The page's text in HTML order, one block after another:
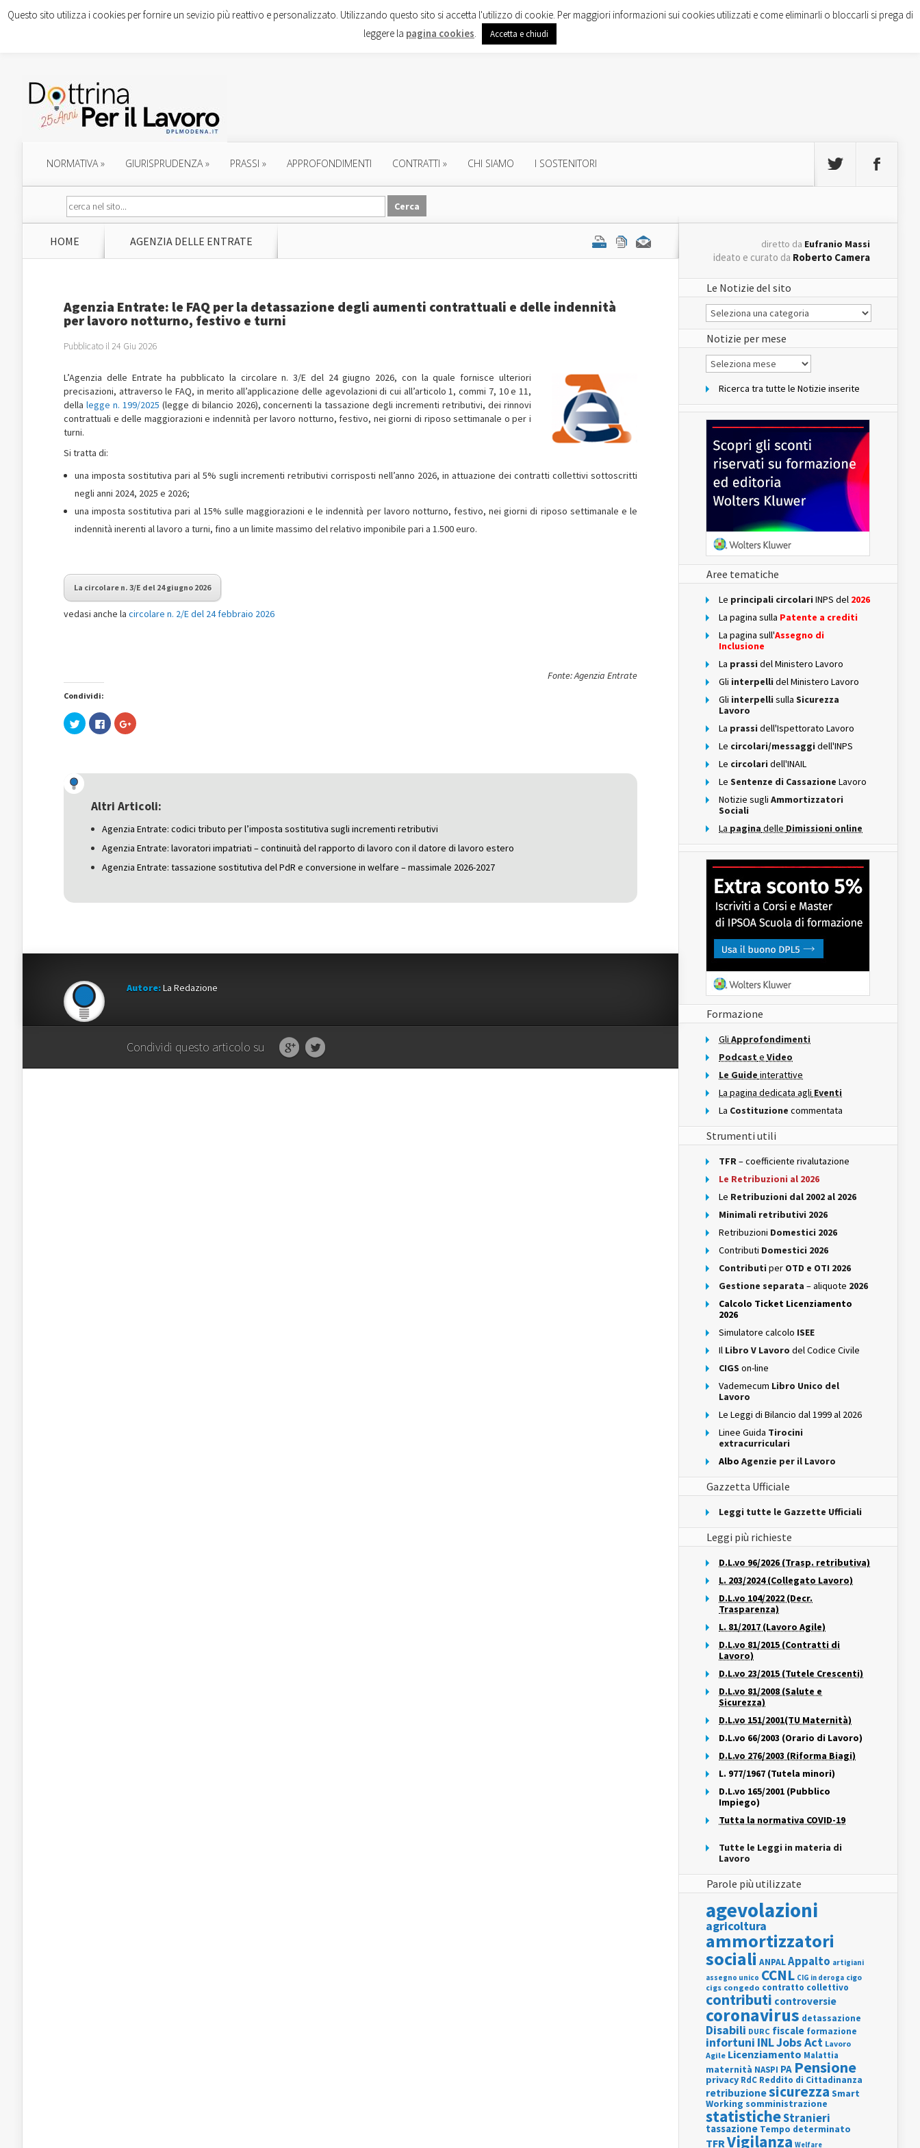
NORMATIVA» GIURISPRUDENZA» PRASSI » APPROFONDIMENTI CONTRATTI » CHI SIAMO I SOSTENITORI
HOME AGENZIA DELLE ENTRATE
Agenzia Entrate: le FAQ per la detassazione degli aumenti contrattuali e delle indennità
per lavoro notturno, festivo e turni
Pubblicato il 24 Giu 2026
L’Agenzia delle Entrate ha pubblicato la circolare n. 3/E del 24 giugno 2026, con la quale fornisce ulteriori
precisazioni, attraverso le FAQ, in merito all’applicazione delle agevolazioni di cui all’articolo 1, commi 7, 10 e 11,
della legge n. 199/2025 (legge di bilancio 2026), concernenti la tassazione degli incrementi retributivi, dei rinnovi
contrattuali e delle maggiorazioni e indennità per lavoro notturno, festivo, nei giorni di riposo settimanale o per i
turni.
Si tratta di:
una imposta sostitutiva pari al 5% sugli incrementi retributivi corrisposti nell’anno 2026, in attuazione dei contratti collettivi sottoscritti
negli anni 2024, 2025 e 2026;
una imposta sostitutiva pari al 15% sulle maggiorazioni e le indennità per lavoro notturno, festivo, nei giorni di riposo settimanale e le
indennità inerenti al lavoro a turni, fino a un limite massimo del relativo imponibile pari a 1.500 euro.
La circolare n. 3/E del 24 giugno 2026
vedasi anche la circolare n. 2/E del 24 febbraio 2026
Fonte: Agenzia Entrate
Condividi:
Fai
clic
(Si
apre
una
nuova
Fai
clic
nuova
finestra)
Fai
clic
una
nuova
Altri Articoli:
Agenzia Entrate: codici tributo per l’imposta sostitutiva sugli incrementi retributivi
Agenzia Entrate: lavoratori impatriati – continuità del rapporto di lavoro con il datore di lavoro estero
Agenzia Entrate: tassazione sostitutiva del PdR e conversione in welfare – massimale 2026-2027
Autore:La Redazione
Condividi questo articolo su
diretto da Eufranio Massi
ideato e curato da Roberto Camera
Le Notizie del sito
Le
Notizie
del
sito
Notizie per mese
Notizie
per
Ricerca tra tutte le Notizie inserite
Aree tematiche
Le principali circolari INPS del 2026
La pagina sulla Patente a crediti
La pagina sull'Assegno di
Inclusione
La prassi del Ministero Lavoro
Gli interpelli del Ministero Lavoro
Gli interpelli sulla Sicurezza
Lavoro
La prassi dell'Ispettorato Lavoro
Le circolari/messaggi dell'INPS
Le circolari dell'INAIL
Le Sentenze di Cassazione Lavoro
Notizie sugli Ammortizzatori
Sociali
La pagina delle Dimissioni online
Formazione
Gli Approfondimenti
Podcast e Video
Le Guide interattive
La pagina dedicata agli Eventi
La Costituzione commentata
Strumenti utili
TFR– coefficiente rivalutazione
Le Retribuzioni al 2026
Le Retribuzioni dal 2002 al 2026
Minimali retributivi 2026
Retribuzioni Domestici 2026
Contributi Domestici 2026
Contributi per OTD e OTI 2026
Gestione separata – aliquote 2026
Calcolo Ticket Licenziamento
2026
Simulatore calcolo ISEE
Il Libro V Lavoro del Codice Civile
CIGS on-line
Vademecum Libro Unico del
Lavoro
Le Leggi di Bilancio dal 1999 al 2026
Linee Guida Tirocini
extracurriculari
Albo Agenzie per il Lavoro
Gazzetta Ufficiale
Leggi tutte le Gazzette Ufficiali
Leggi più richieste
D.L.vo 96/2026 (Trasp. retributiva)
L. 203/2024 (Collegato Lavoro)
D.L.vo 104/2022 (Decr.
Trasparenza)
L. 81/2017 (Lavoro Agile)
D.L.vo 81/2015 (Contratti di
Lavoro)
D.L.vo 23/2015 (Tutele Crescenti)
D.L.vo 81/2008 (Salute e
Sicurezza)
D.L.vo 151/2001(TU Maternità)
D.L.vo 66/2003 (Orario di Lavoro)
D.L.vo 276/2003 (Riforma Biagi)
L. 977/1967 (Tutela minori)
D.L.vo 165/2001 (Pubblico
Impiego)
Tutta la normativa COVID-19
Tutte le Leggi in materia di
Lavoro
Parole più utilizzate
agevolazioni
agricoltura
ammortizzatori
sociali ANPALAppalto artigiani
assegno unico CCNL CIG in deroga cigo
cigs congedo contratto collettivo
contributi controversie
coronavirus detassazione
Disabili DURC fiscale formazione
infortuni INLJobs Act Lavoro
Agile Licenziamento Malattia
maternità NASPI PA Pensione
privacy RdC Reddito di Cittadinanza
retribuzionesicurezza Smart
Working somministrazione
statisticheStranieri
tassazione Tempo determinato
TFRVigilanza Welfare
Questo sito utilizza i cookies per fornire un sevizio più reattivo e personalizzato. Utilizzando questo sito si accetta l'utilizzo di cookie. Per maggiori informazioni sui cookies utilizzati e come eliminarli o bloccarli si prega di
leggere la pagina cookies. Accetta e chiudi